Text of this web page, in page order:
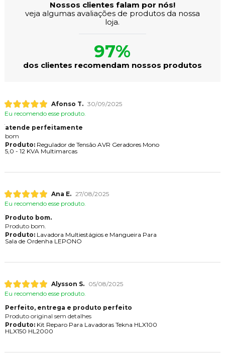
Nossos clientes falam por nós!
veja algumas avaliações de produtos da nossa
loja.
97%
dos clientes recomendam nossos produtos
Afonso T. 30/09/2025
Eu recomendo esse produto.
atende perfeitamente
bom
Produto:Regulador de Tensão AVR Geradores Mono
5,0 - 12 KVA Multimarcas
Ana E. 27/08/2025
Eu recomendo esse produto.
Produto bom.
Produto bom.
Produto:Lavadora Multiestágios e Mangueira Para
Sala de Ordenha LEPONO
Alysson S.
05/08/2025
Eu recomendo esse produto.
Perfeito, entrega e produto perfeito
Produto original sem detalhes
Produto:Kit Reparo Para Lavadoras Tekna HLX100
HLX150 HL2000